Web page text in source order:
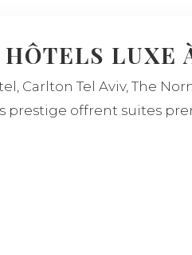
LUXE
Carlton Tel Aviv, The
prestige offrent suites